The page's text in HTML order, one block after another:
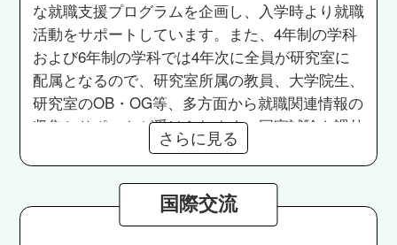
な就職支援プログラムを企画し、入学時より就職
活動をサポートしています。また、4年制の学科
および6年制の学科では4年次に全員が研究室に
配属となるので、研究室所属の教員、大学院生、
研究室のOB・OG等、多方面から就職関連情報の
収集とサポートが受けられます。国家試験も課外
講座を開講したり、問題の解答・解説書を発行し
たりするなど多面的にサポートしており、薬剤師
国家試験合格率（新卒）は87.2%（2024年度）と
なっています。
さらに見る
国際交流